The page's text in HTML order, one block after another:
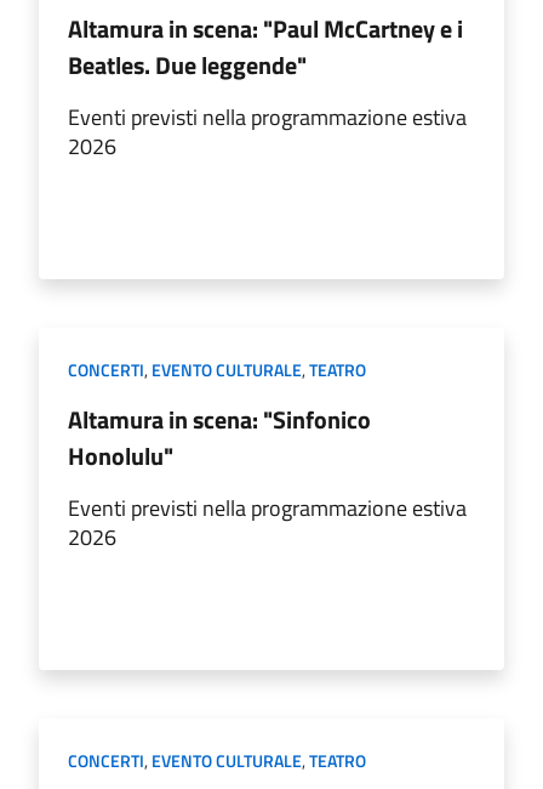
Altamura in scena: "Paul McCartney e i
Beatles. Due leggende"
Eventi previsti nella programmazione estiva
2026
CONCERTI,EVENTO CULTURALE,TEATRO
Altamura in scena: "Sinfonico
Honolulu"
Eventi previsti nella programmazione estiva
2026
CONCERTI,EVENTO CULTURALE,TEATRO